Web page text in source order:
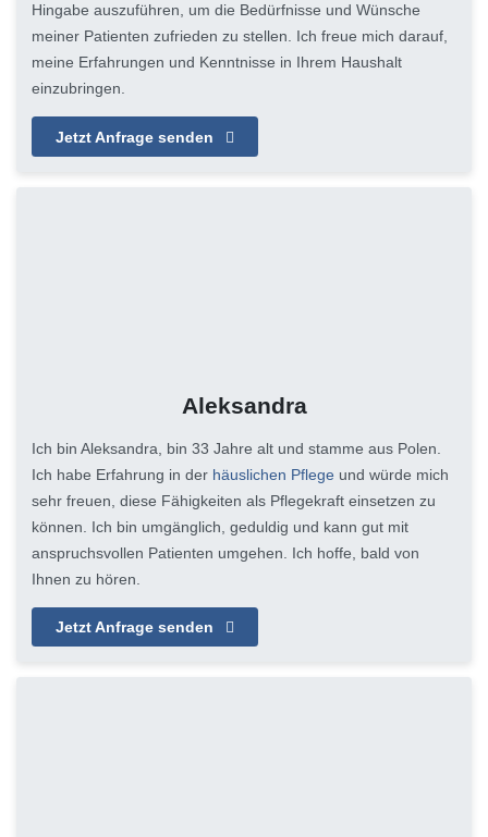
Hingabe auszuführen, um die Bedürfnisse und Wünsche
meiner Patienten zufrieden zu stellen. Ich freue mich darauf,
meine Erfahrungen und Kenntnisse in Ihrem Haushalt
einzubringen.
Jetzt Anfrage senden
Aleksandra
Ich bin Aleksandra, bin 33 Jahre alt und stamme aus Polen.
Ich habe Erfahrung in der häuslichen Pflege und würde mich
sehr freuen, diese Fähigkeiten als Pflegekraft einsetzen zu
können. Ich bin umgänglich, geduldig und kann gut mit
anspruchsvollen Patienten umgehen. Ich hoffe, bald von
Ihnen zu hören.
Jetzt Anfrage senden